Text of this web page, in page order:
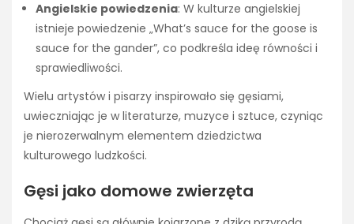
Angielskie powiedzenia: W kulturze angielskiej
istnieje powiedzenie „What’s sauce for the goose is
sauce for the gander”, co podkreśla ideę równości i
sprawiedliwości.
Wielu artystów i pisarzy inspirowało się gęsiami,
uwieczniając je w literaturze, muzyce i sztuce, czyniąc
je nierozerwalnym elementem dziedzictwa
kulturowego ludzkości.
Gęsi jako domowe zwierzęta